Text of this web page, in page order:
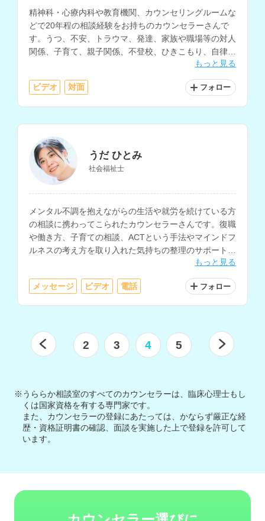
精神科・心療内科や教育機関、カウンセリングルームな
どで20年程の相談経験をお持ちのカウンセラーさんで
す。うつ、不安、トラウマ、発達、家族や職場等の対人
関係、子育て、親子関係、不登校、ひきこもり、自律神
経の乱れによる身体的な不調などの相談に対応されてい
もっと見る
ビデオ 対面 フォロー
うだ ひとみ
社会福祉士
メンタル不調を抱えながらの生活や就労を続けている方
の相談に携わってこられたカウンセラーさんです。復職
や働き方、子育ての相談、ACTという手法やマインドフ
ルネスの考え方を取り入れた気持ちの整理のサポートな
もっと見る
メッセージ ビデオ 電話 フォロー
2 3 4 5
※うららか相談室のすべてのカウンセラーは、臨床心理士もし
くは国家資格を有する専門家です。
また、カウンセラーの登録にあたっては、かならず厳正な経
歴・資格証明書の確認、面談を実施した上で登録を許可して
います。